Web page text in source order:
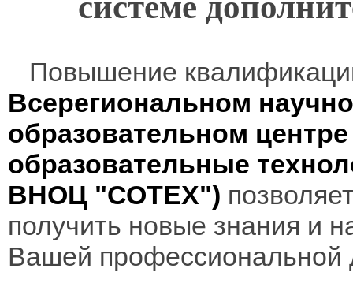
Повышение
Всерегиональном
образовательном
образовательные
ВНОЦ "СОТЕХ")
получить новые знания и
Вашей профессиональной